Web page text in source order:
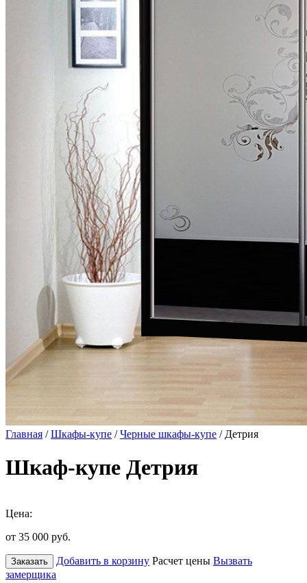
Главная /Шкафы-купе /Черные шкафы-купе / Детрия
Шкаф-купе Детрия
Цена:
от 35 000 руб.
Заказать Добавить в корзину Расчет цены Вызвать
замерщика